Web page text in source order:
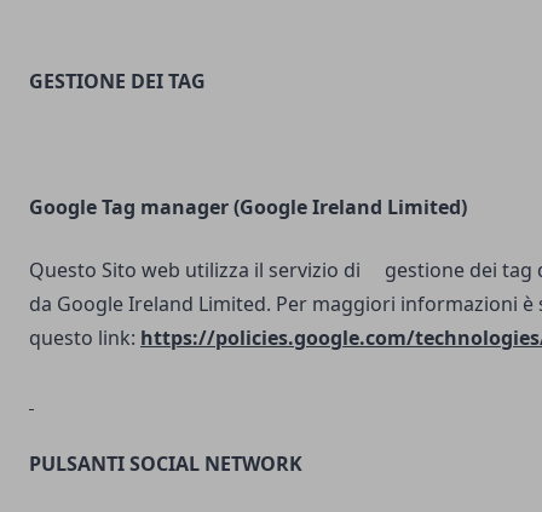
GESTIONE DEI TAG
Google Tag manager (Google Ireland Limited)
Questo Sito web utilizza il servizio di gestione dei tag
da Google Ireland Limited. Per maggiori informazioni
questo link: https://policies.google.com/
PULSANTI SOCIAL NETWORK